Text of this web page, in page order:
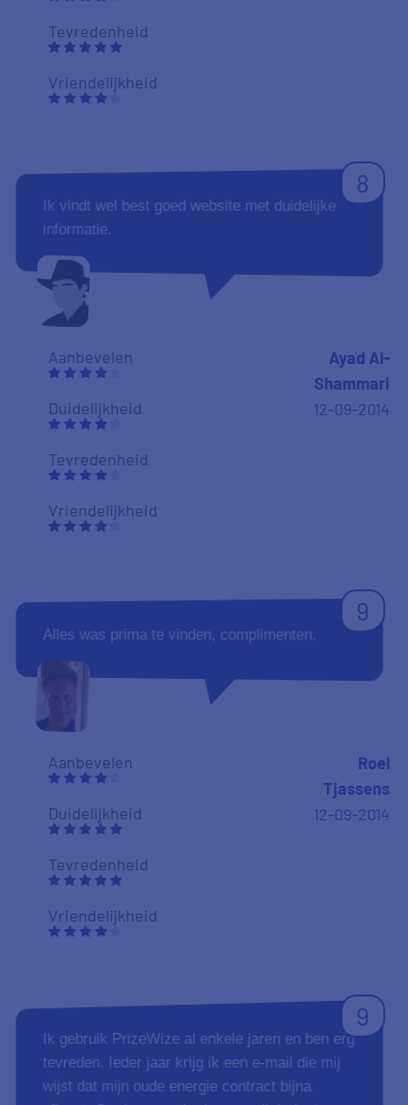
Tevredenheid
Vriendelijkheid
8
Ik vindt wel best goed website met duidelijke
informatie.
Aanbevelen
Duidelijkheid
Tevredenheid
Vriendelijkheid
Ayad Al-
Shammari
12-09-2014
9
Alles was prima te vinden, complimenten.
Aanbevelen
Duidelijkheid
Tevredenheid
Vriendelijkheid
Roel
Tjassens
12-09-2014
9
Ik gebruik PrizeWize al enkele jaren en ben erg
tevreden. Ieder jaar krijg ik een e-mail die mij
wijst dat mijn oude energie contract bijna